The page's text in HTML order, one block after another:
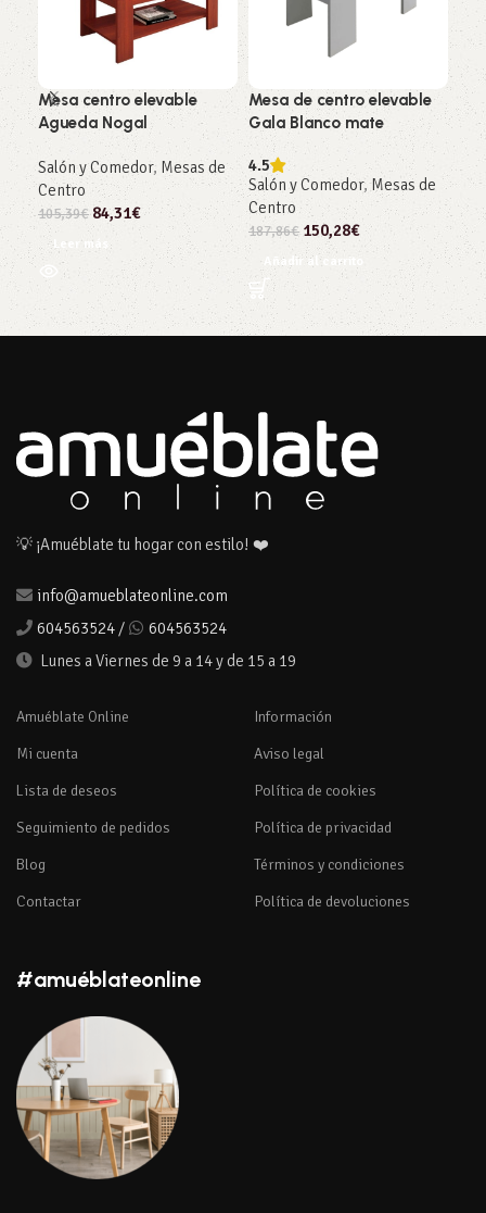
Mesa centro elevable
Agueda Nogal
Salón y Comedor, Mesas de
Centro
105,39€ 84,31€
Leer más
Mesa de centro elevable
Gala Blanco mate
4.5
Salón y Comedor,Mesas de
Centro
187,86€ 150,28€
Añadir al carrito
4.5
💡 ¡Amuéblate tu hogar con estilo! ❤️
info@amueblateonline.com
604563524 /
604563524
Lunes a Viernes de 9 a 14 y de 15 a 19
Amuéblate Online
Mi cuenta
Lista de deseos
Seguimiento de pedidos
Blog
Contactar
Información
Aviso legal
Política de cookies
Política de privacidad
Términos y condiciones
Política de devoluciones
#amuéblateonline